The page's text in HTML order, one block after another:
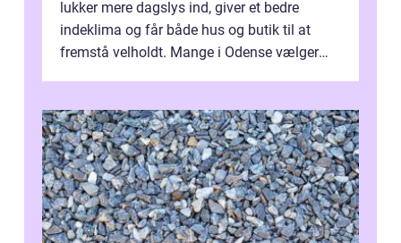
lukker mere dagslys ind, giver et bedre
indeklima og får både hus og butik til at
fremstå velholdt. Mange i Odense vælger